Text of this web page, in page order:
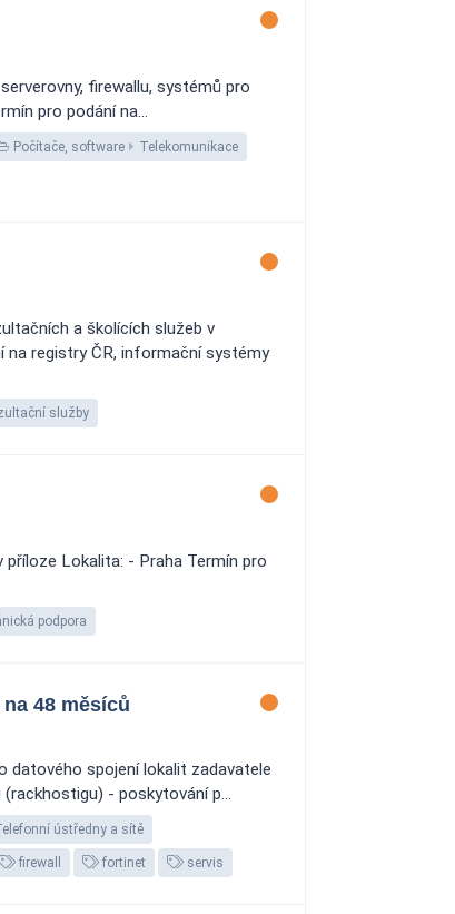
firewallu, systémů pro
pro podání na...
Počítače, software Telekomunikace
a školících služeb v
na registry ČR, informační systémy
služby
Lokalita: - Praha Termín pro
podpora
48 měsíců
datového spojení lokalit zadavatele
- poskytování p...
ústředny a sítě
firewall fortinet servis